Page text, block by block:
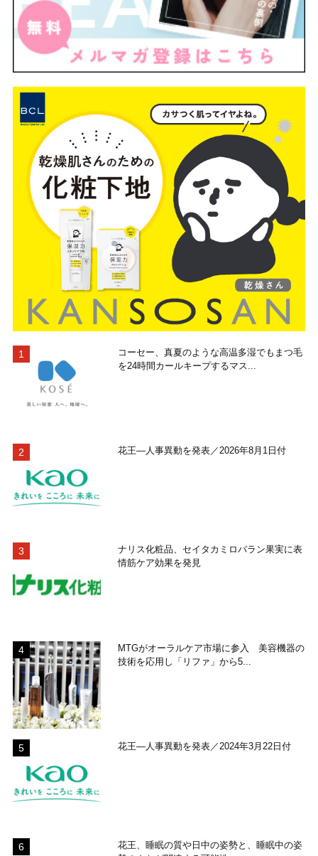
コーセー、真夏のような高温多湿でもまつ毛
を24時間カールキープするマス...
花王―人事異動を発表／2026年8月1日付
ナリス化粧品、セイタカミロバラン果実に表
情筋ケア効果を発見
MTGがオーラルケア市場に参入 美容機器の
技術を応用し「リファ」から5...
花王―人事異動を発表／2024年3月22日付
花王、睡眠の質や日中の姿勢と、睡眠中の姿